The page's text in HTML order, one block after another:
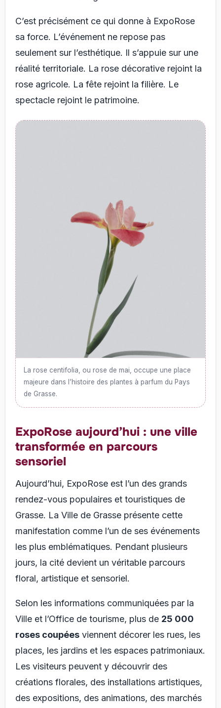
C’est précisément ce qui donne à ExpoRose
sa force. L’événement ne repose pas
seulement sur l’esthétique. Il s’appuie sur une
réalité territoriale. La rose décorative rejoint la
rose agricole. La fête rejoint la filière. Le
spectacle rejoint le patrimoine.
La rose centifolia, ou rose de mai, occupe une place
majeure dans l’histoire des plantes à parfum du Pays
de Grasse.
ExpoRose aujourd’hui : une ville
transformée en parcours
sensoriel
Aujourd’hui, ExpoRose est l’un des grands
rendez-vous populaires et touristiques de
Grasse. La Ville de Grasse présente cette
manifestation comme l’un de ses événements
les plus emblématiques. Pendant plusieurs
jours, la cité devient un véritable parcours
floral, artistique et sensoriel.
Selon les informations communiquées par la
Ville et l’Office de tourisme, plus de 25 000
roses coupées viennent décorer les rues, les
places, les jardins et les espaces patrimoniaux.
Les visiteurs peuvent y découvrir des
créations florales, des installations artistiques,
des expositions, des animations, des marchés